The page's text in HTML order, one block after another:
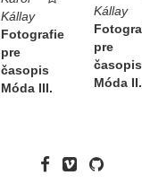
Kállay
pre
časopis
Móda II.
Kállay
Fotografie
pre
časopis
Móda III.